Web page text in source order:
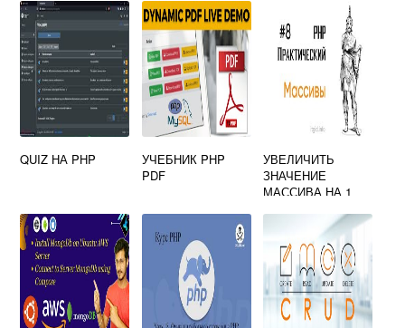
QUIZ НА PHP
УЧЕБНИК PHP
PDF
УВЕЛИЧИТЬ
ЗНАЧЕНИЕ
МАССИВА НА 1